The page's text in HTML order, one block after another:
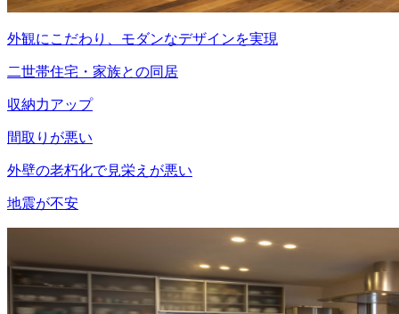
外観にこだわり、モダンなデザインを実現
二世帯住宅・家族との同居
収納力アップ
間取りが悪い
外壁の老朽化で見栄えが悪い
地震が不安